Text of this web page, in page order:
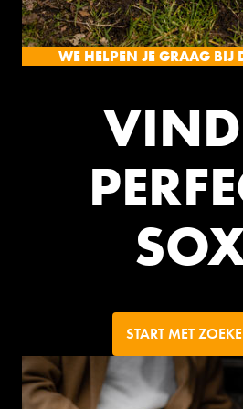
WE HELPEN JE GRAAG BIJ
START MET